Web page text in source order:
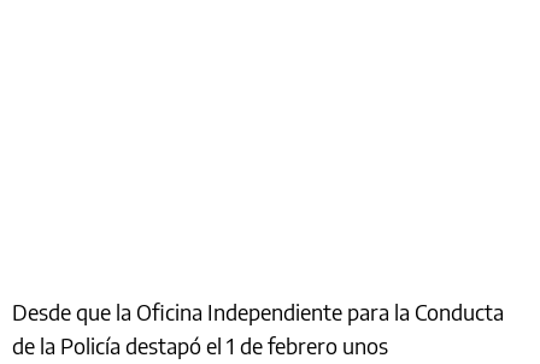
Desde que la Oficina Independiente para la Conducta
de la Policía destapó el 1 de febrero unos